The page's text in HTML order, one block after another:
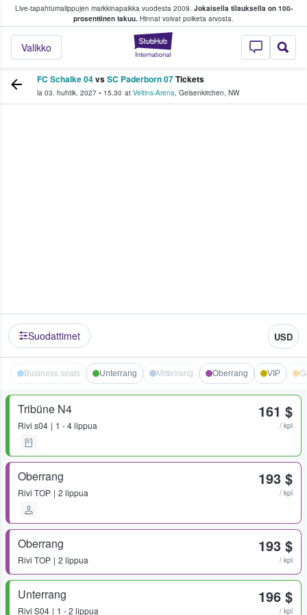
Live-tapahtumalippujen markkinapaikka vuodesta 2009. Jokaisella tilauksella on 100-
prosenttinen takuu. Hinnat voivat poiketa arvosta.
StubHub -
Valikko
fanit ostavat ja myyvät lippuja
FC Schalke 04vsSC Paderborn 07Tickets
la 03. huhtik. 2027 • 15.30 at Veltins-Arena, Gelsenkirchen, NW
Suodattimet USD
Business seats Unterrang Mittelrang Oberrang VIP
Tribüne N4
Rivi s04 1 - 4 lippua
161 $
/ kpl
Oberrang
Rivi TOP 2 lippua
193 $
/ kpl
Oberrang
Rivi TOP 2 lippua
193 $
/ kpl
Unterrang
Rivi S04 1 - 2 lippua
196 $
/ kpl